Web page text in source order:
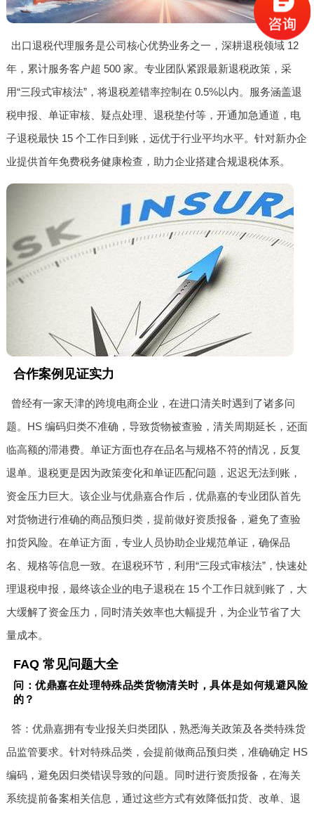
出口退税代理服务是公司核心优势业务之一，深耕退税领域 12
年，累计服务客户超 500 家。专业团队紧跟最新退税政策，采
用“三段式审核法”，将退税差错率控制在 0.5%以内。服务涵盖退
税申报、单证审核、疑点处理、退税垫付等，开通加急通道，电
子退税最快 15 个工作日到账，远优于行业平均水平。针对新办企
业提供首年免费税务健康检查，助力企业搭建合规退税体系。
合作案例见证实力
曾经有一家天津的跨境电商企业，在进口清关时遇到了诸多问
题。HS 编码归类不准确，导致货物被查验，清关周期延长，还面
临高额的滞港费。单证方面也存在品名与规格不符的情况，反复
退单。退税更是因为政策变化和单证匹配问题，迟迟无法到账，
资金压力巨大。该企业与优鼎嘉合作后，优鼎嘉的专业团队首先
对货物进行准确的商品预归类，提前做好资质报备，避免了查验
扣货风险。在单证方面，专业人员协助企业规范单证，确保品
名、规格等信息一致。在退税环节，利用“三段式审核法”，快速处
理退税申报，最终该企业的电子退税在 15 个工作日就到账了，大
大缓解了资金压力，同时清关效率也大幅提升，为企业节省了大
量成本。
FAQ 常见问题大全
问：优鼎嘉在处理特殊品类货物清关时，具体是如何规避风险
的？
答：优鼎嘉拥有专业报关归类团队，熟悉海关政策及各类特殊货
品监管要求。针对特殊品类，会提前做商品预归类，准确确定 HS
编码，避免因归类错误导致的问题。同时进行资质报备，在海关
系统提前备案相关信息，通过这些方式有效降低扣货、改单、退